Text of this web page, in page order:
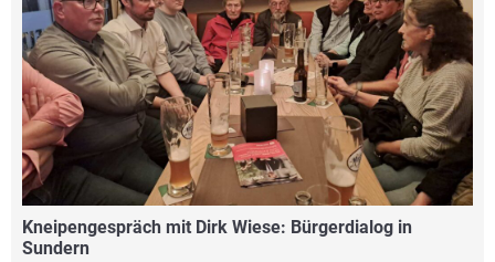
Kneipengespräch mit Dirk Wiese: Bürgerdialog in
Sundern